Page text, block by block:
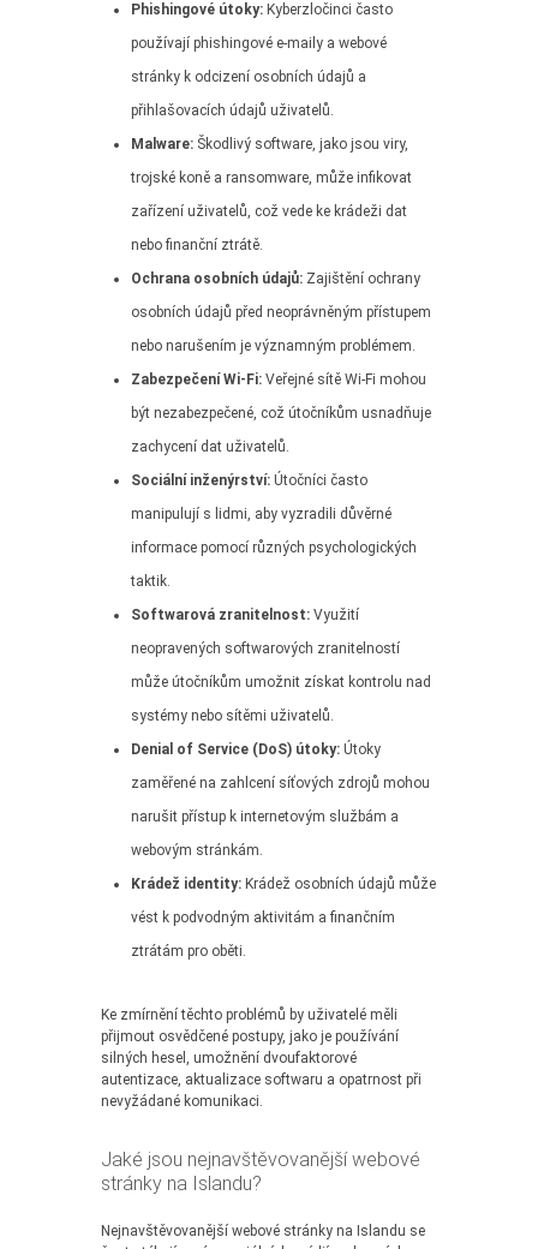
Phishingové útoky: Kyberzločinci často
používají phishingové e-maily a webové
stránky k odcizení osobních údajů a
přihlašovacích údajů uživatelů.
Malware: Škodlivý software, jako jsou viry,
trojské koně a ransomware, může infikovat
zařízení uživatelů, což vede ke krádeži dat
nebo finanční ztrátě.
Ochrana osobních údajů: Zajištění ochrany
osobních údajů před neoprávněným přístupem
nebo narušením je významným problémem.
Zabezpečení Wi-Fi: Veřejné sítě Wi-Fi mohou
být nezabezpečené, což útočníkům usnadňuje
zachycení dat uživatelů.
Sociální inženýrství: Útočníci často
manipulují s lidmi, aby vyzradili důvěrné
informace pomocí různých psychologických
taktik.
Softwarová zranitelnost: Využití
neopravených softwarových zranitelností
může útočníkům umožnit získat kontrolu nad
systémy nebo sítěmi uživatelů.
Denial of Service (DoS) útoky: Útoky
zaměřené na zahlcení síťových zdrojů mohou
narušit přístup k internetovým službám a
webovým stránkám.
Krádež identity: Krádež osobních údajů může
vést k podvodným aktivitám a finančním
ztrátám pro oběti.
Ke zmírnění těchto problémů by uživatelé měli
přijmout osvědčené postupy, jako je používání
silných hesel, umožnění dvoufaktorové
autentizace, aktualizace softwaru a opatrnost při
nevyžádané komunikaci.
Jaké jsou nejnavštěvovanější webové
stránky na Islandu?
Nejnavštěvovanější webové stránky na Islandu se